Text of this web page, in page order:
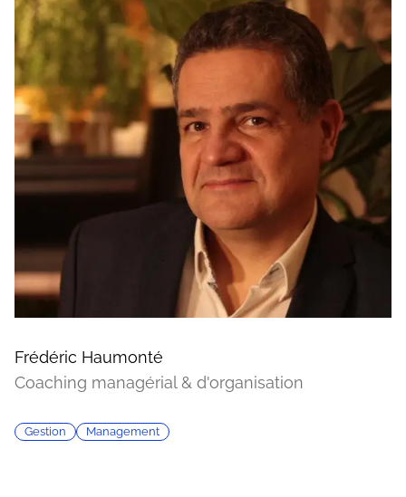
Frédéric Haumonté
Coaching managérial & d'organisation
Gestion Management